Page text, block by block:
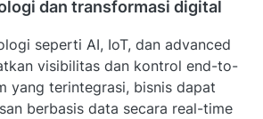
dan transformasi digital
seperti AI, IoT, dan advanced
visibilitas dan kontrol end-to-
yang terintegrasi, bisnis dapat
berbasis data secara real-time